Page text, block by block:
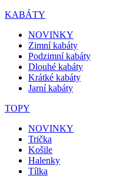
KABÁTY
NOVINKY
Zimní kabáty
Podzimní kabáty
Dlouhé kabáty
Krátké kabáty
Jarní kabáty
TOPY
NOVINKY
Trička
Košile
Halenky
Tílka